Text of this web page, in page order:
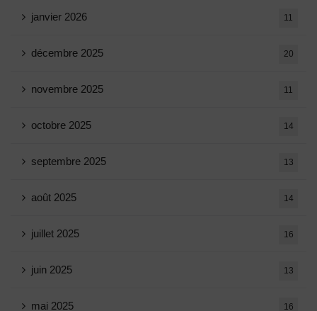
janvier 2026 11
décembre 2025 20
novembre 2025 11
octobre 2025 14
septembre 2025 13
août 2025 14
juillet 2025 16
juin 2025 13
mai 2025 16